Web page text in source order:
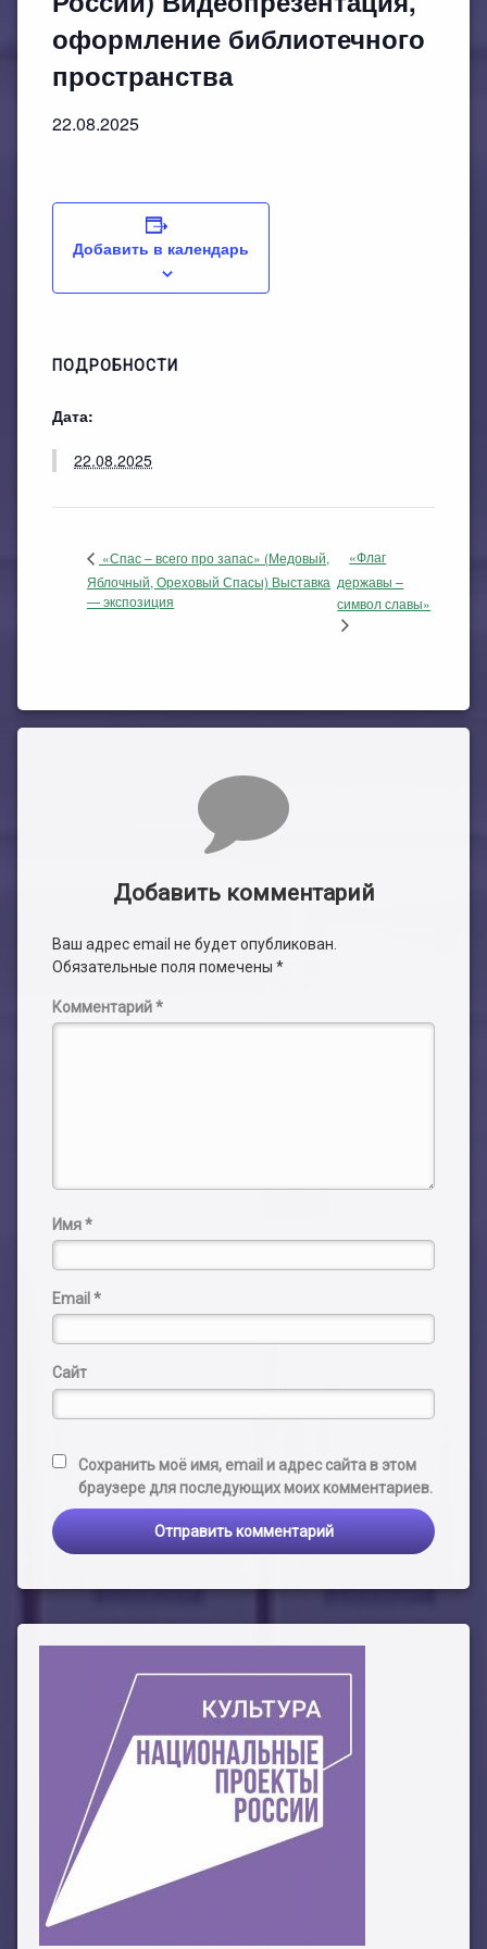
План работы филиала №1
План работы филиала №2
ЭЛЕКТРОННЫЙ КАТАЛОГ
оформление библиотечного
пространства
22.08.2025
Добавить в календарь
ПОДРОБНОСТИ
Дата:
22.08.2025
«Спас – всего про запас» (Медовый,
Яблочный, Ореховый Спасы) Выставка
— экспозиция
«Флаг
державы –
символ славы»
Добавить комментарий
Ваш адрес email не будет опубликован.
Обязательные поля помечены *
Комментарий*
Имя*
Email *
Сайт
Сохранить моё имя, email и адрес сайта в этом
браузере для последующих моих комментариев.